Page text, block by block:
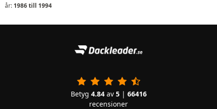
år: 1986 till 1994
Betyg 4.84av 5| 66416
recensioner